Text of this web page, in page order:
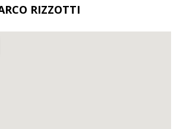
RIZZOTTI